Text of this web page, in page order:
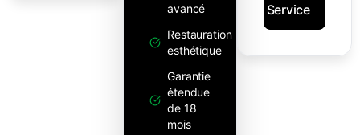
avancé
Restauration
esthétique
Garantie
étendue
de 18
mois
Service